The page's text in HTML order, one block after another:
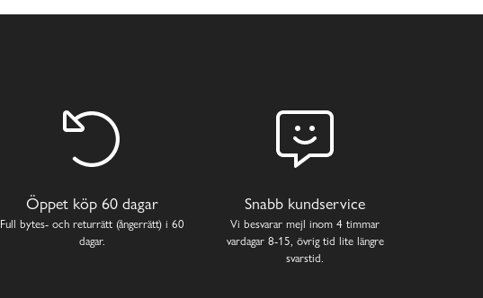
Öppet köp 60 dagar
Full bytes- och returrätt (ångerrätt) i 60
dagar.
Snabb kundservice
Vi besvarar mejl inom 4 timmar
vardagar 8-15, övrig tid lite längre
svarstid.